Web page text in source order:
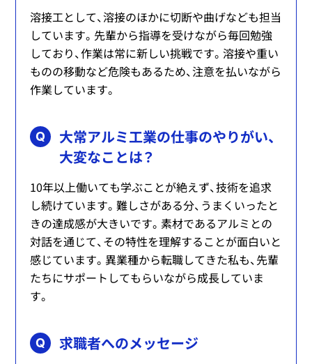
溶接工として、溶接のほかに切断や曲げなども担当
しています。先輩から指導を受けながら毎回勉強
しており、作業は常に新しい挑戦です。溶接や重い
ものの移動など危険もあるため、注意を払いながら
作業しています。
Q
大常アルミ工業の仕事のやりがい、
大変なことは？
10年以上働いても学ぶことが絶えず、技術を追求
し続けています。難しさがある分、うまくいったと
きの達成感が大きいです。素材であるアルミとの
対話を通じて、その特性を理解することが面白いと
感じています。異業種から転職してきた私も、先輩
たちにサポートしてもらいながら成長していま
す。
Q 求職者へのメッセージ